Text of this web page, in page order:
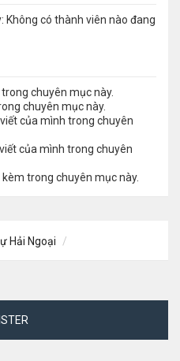
Không có thành viên nào đang
chuyên mục này.
chuyên mục này.
của mình trong chuyên
của mình trong chuyên
trong chuyên mục này.
Hải Ngoại